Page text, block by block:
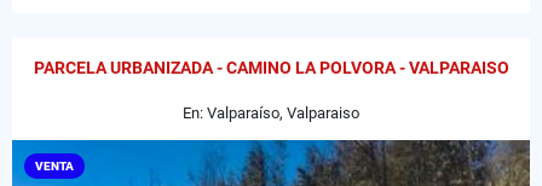
PARCELA URBANIZADA - CAMINO LA POLVORA - VALPARAISO
En: Valparaíso, Valparaiso
VENTA